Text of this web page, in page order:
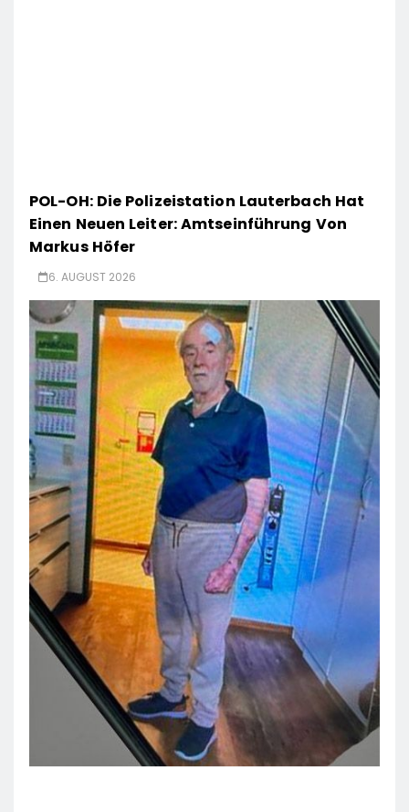
POL-OH: Die Polizeistation Lauterbach Hat
Einen Neuen Leiter: Amtseinführung Von
Markus Höfer
6. AUGUST 2026